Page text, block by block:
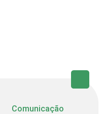
Comunicação